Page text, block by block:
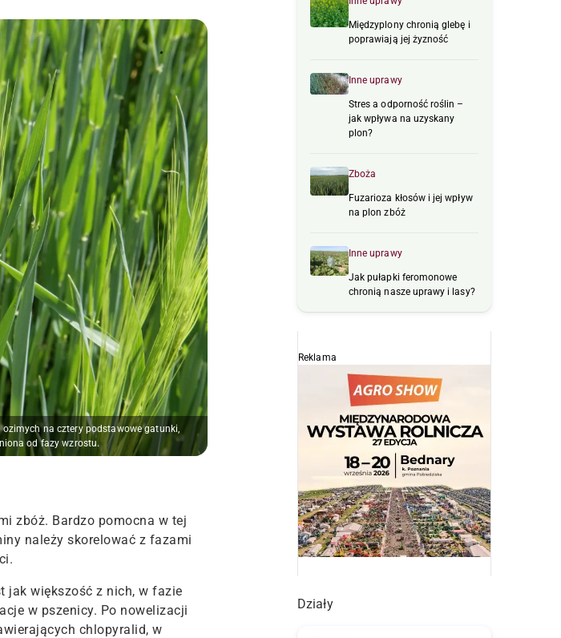
na cztery podstawowe gatunki,
od fazy wzrostu.
zbóż. Bardzo pomocna w tej
należy skorelować z fazami
jak większość z nich, w fazie
w pszenicy. Po nowelizacji
chlopyralid, w
Międzyplony chronią glebę i
poprawiają jej żyzność
Inne uprawy
Stres a odporność roślin –
jak wpływa na uzyskany
plon?
Zboża
Fuzarioza kłosów i jej wpływ
na plon zbóż
Inne uprawy
Jak pułapki feromonowe
chronią nasze uprawy i lasy?
Reklama
Działy